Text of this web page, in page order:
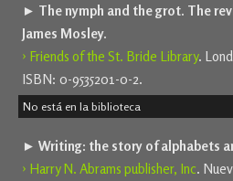
► The nymph and the grot. The
James Mosley.
› Friends of the St. Bride Library.
ISBN: 0-9535201-0-2.
No está en la biblioteca
► Writing: the story of alphabets
› Harry N. Abrams publisher, Inc.